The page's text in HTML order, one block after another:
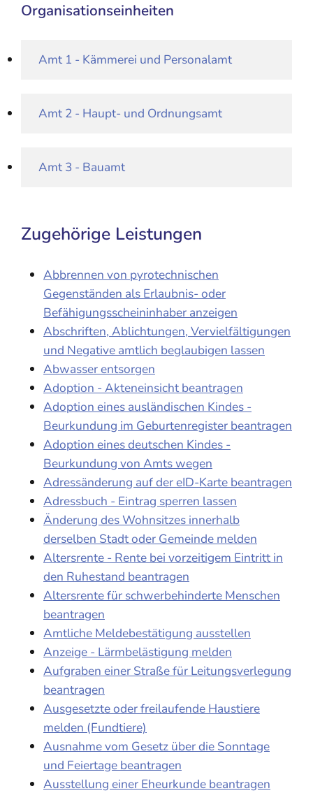
Organisationseinheiten
Amt 1 - Kämmerei und Personalamt
Amt 2 - Haupt- und Ordnungsamt
Amt 3 - Bauamt
Zugehörige Leistungen
Abbrennen von pyrotechnischen
Gegenständen als Erlaubnis- oder
Befähigungsscheininhaber anzeigen
Abschriften, Ablichtungen, Vervielfältigungen
und Negative amtlich beglaubigen lassen
Abwasser entsorgen
Adoption - Akteneinsicht beantragen
Adoption eines ausländischen Kindes -
Beurkundung im Geburtenregister beantragen
Adoption eines deutschen Kindes -
Beurkundung von Amts wegen
Adressänderung auf der eID-Karte beantragen
Adressbuch - Eintrag sperren lassen
Änderung des Wohnsitzes innerhalb
derselben Stadt oder Gemeinde melden
Altersrente - Rente bei vorzeitigem Eintritt in
den Ruhestand beantragen
Altersrente für schwerbehinderte Menschen
beantragen
Amtliche Meldebestätigung ausstellen
Anzeige - Lärmbelästigung melden
Aufgraben einer Straße für Leitungsverlegung
beantragen
Ausgesetzte oder freilaufende Haustiere
melden (Fundtiere)
Ausnahme vom Gesetz über die Sonntage
und Feiertage beantragen
Ausstellung einer Eheurkunde beantragen